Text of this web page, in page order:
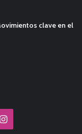
clave en el
Instagram